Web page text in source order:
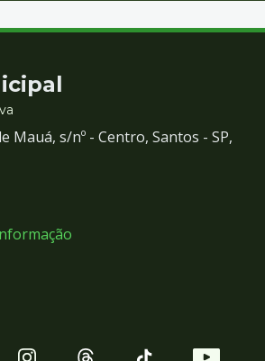
Mauá, s/nº - Centro, Santos - SP,